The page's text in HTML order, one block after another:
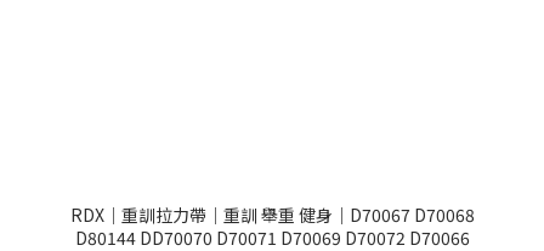
RDX｜重訓拉力帶｜重訓 舉重 健身｜D70067 D70068
D80144 DD70070 D70071 D70069 D70072 D70066